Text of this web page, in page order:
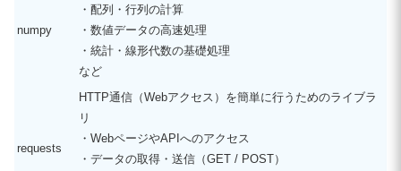
numpy
・配列・行列の計算
・数値データの高速処理
・統計・線形代数の基礎処理
など
requests
HTTP通信（Webアクセス）を簡単に行うためのライブラ
リ
・WebページやAPIへのアクセス
・データの取得・送信（GET / POST）